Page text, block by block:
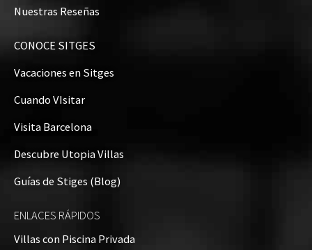
Nuestras Reseñas
CONOCE SITGES
Vacaciones en Sitges
Cuando VIsitar
Visita Barcelona
Descubre Utopia Villas
Guías de Stiges (Blog)
ENLACES RÁPIDOS
Villas con Piscina Privada